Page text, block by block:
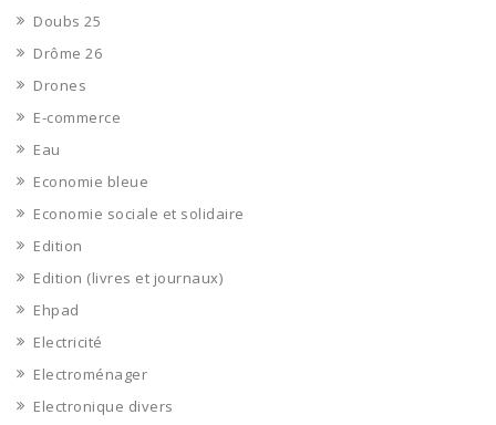
Doubs 25
Drôme 26
Drones
E-commerce
Eau
Economie bleue
Economie sociale et solidaire
Edition
Edition (livres et journaux)
Ehpad
Electricité
Electroménager
Electronique divers